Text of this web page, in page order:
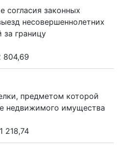
согласия законных
несовершеннолетних
за границу
804,69
предметом которой
недвижимого имущества
218,74